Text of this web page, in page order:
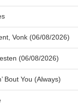
Vonk (06/08/2026)
(06/08/2026)
Bout You (Always)